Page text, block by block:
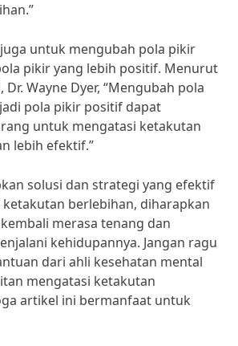
untuk mengubah pola pikir
pikir yang lebih positif. Menurut
Wayne Dyer, “Mengubah pola
pola pikir positif dapat
untuk mengatasi ketakutan
lebih efektif.”
solusi dan strategi yang efektif
berlebihan, diharapkan
merasa tenang dan
kehidupannya. Jangan ragu
dari ahli kesehatan mental
mengatasi ketakutan
artikel ini bermanfaat untuk